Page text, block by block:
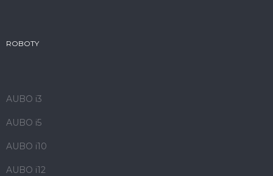
ROBOTY
AUBO i3
AUBO i5
AUBO i10
AUBO i12